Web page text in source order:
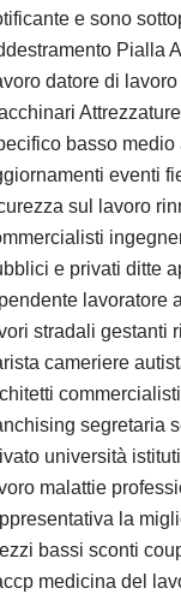
e sono
Pialla
datore di
basso medio
eventi
sul lavoro
e privati ditte
lavoratore
stradali gestanti
cameriere
segretaria
università
malattie
la
bassi sconti
medicina del